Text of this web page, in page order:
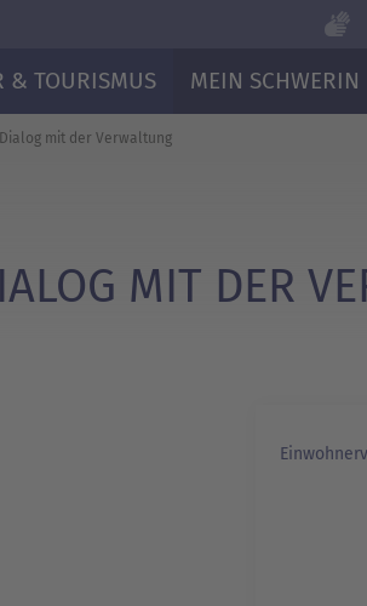
& TOURISMUS MEIN SCHWERIN
Dialog mit der Verwaltung
MIT DER